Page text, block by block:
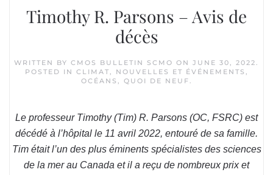
Timothy R. Parsons – Avis de
décès
WRITTEN BY CMOS BULLETIN SCMO ON JUNE 30, 2022.
POSTED IN CLIMAT, NOUVELLES ET ÉVÉNEMENTS ,
OCÉANS , QUOI DE NEUF.
Le professeur Timothy (Tim) R. Parsons (OC, FSRC) est
décédé à l’hôpital le 11 avril 2022, entouré de sa famille.
Tim était l’un des plus éminents spécialistes des sciences
de la mer au Canada et il a reçu de nombreux prix et